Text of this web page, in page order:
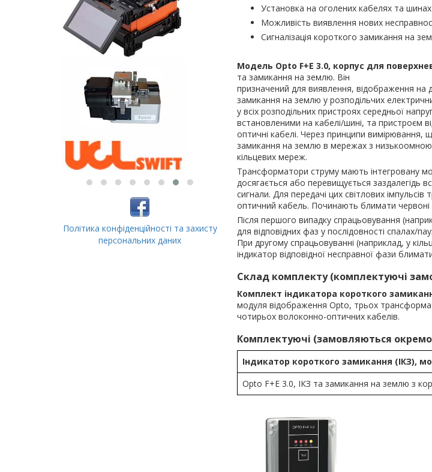
Політика конфіденційності та захисту
персональних даних
Установка на оголених кабелях та шинах
Можливість виявлення нових
Сигналізація короткого замикання на
Модель Opto F+E 3.0, корпус для
та замикання на землю. Він
призначений для виявлення, відображення на
замикання на землю у розподільчих
у всіх розподільних пристроях середньої
встановленими на кабелі/шині, та пристроєм
оптичні кабелі. Через принципи вимірювання,
замикання на землю в мережах з
кільцевих мереж.
Трансформатори струму мають інтегровану
досягається або перевищується заздалегідь
сигнали. Для передачі цих світлових
оптичний кабель. Починають блимати червоні
Після першого випадку спрацьовування
для відповідних фаз у послідовності спалах/
При другому спрацьовуванні (наприклад, у
індикатор відповідної несправної фази
Склад комплекту (комплектуючі
Комплект індикатора короткого
модуля відображення Opto, трьох
чотирьох волоконно-оптичних кабелів.
Комплектуючі (замовляються
Індикатор короткого замикання (ІКЗ),
Opto F+Е 3.0, ІКЗ та замикання на землю з